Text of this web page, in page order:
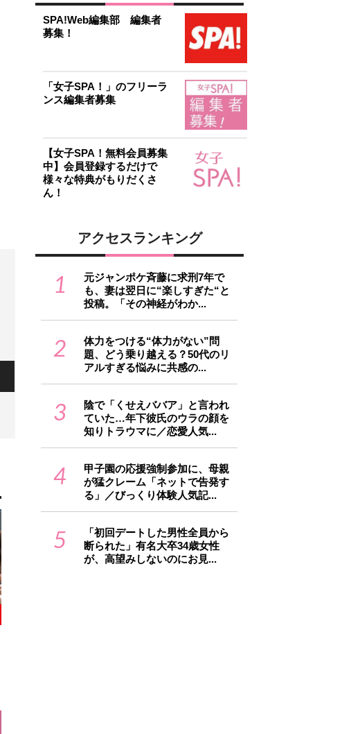
SPA!Web編集部 編集者
募集！
「女子SPA！」のフリーラ
ンス編集者募集
【女子SPA！無料会員募集
中】会員登録するだけで
様々な特典がもりだくさ
ん！
アクセスランキング
1
元ジャンポケ斉藤に求刑7年で
も、妻は翌日に“楽しすぎた“と
投稿。「その神経がわか...
2
体力をつける“体力がない”問
題、どう乗り越える？50代のリ
アルすぎる悩みに共感の...
3
陰で「くせえババア」と言われ
ていた…年下彼氏のウラの顔を
知りトラウマに／恋愛人気...
4
甲子園の応援強制参加に、母親
が猛クレーム「ネットで告発す
る」／びっくり体験人気記...
5
「初回デートした男性全員から
断られた」有名大卒34歳女性
が、高望みしないのにお見...